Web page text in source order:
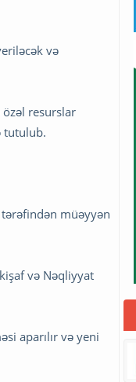
və
resurslar
tutulub.
tərəfindən müəyyən
və Nəqliyyat
aparılır və yeni